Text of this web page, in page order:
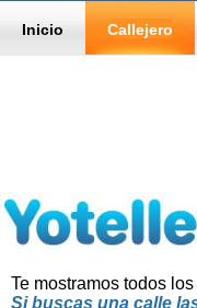
Inicio Callejero
Te mostramos todos
Si buscas una calle